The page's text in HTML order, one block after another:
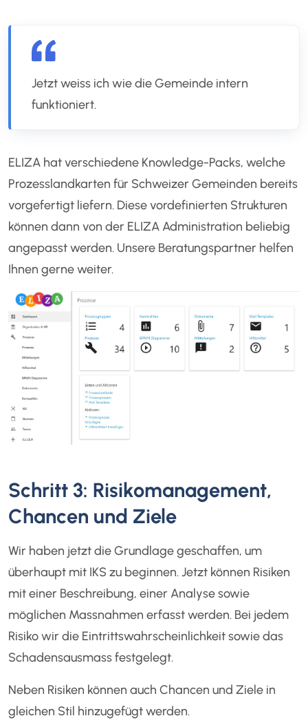
Jetzt weiss ich wie die Gemeinde intern
funktioniert.
ELIZA hat verschiedene Knowledge-Packs, welche
Prozesslandkarten für Schweizer Gemeinden bereits
vorgefertigt liefern. Diese vordefinierten Strukturen
können dann von der ELIZA Administration beliebig
angepasst werden. Unsere Beratungspartner helfen
Ihnen gerne weiter.
Schritt 3: Risikomanagement,
Chancen und Ziele
Wir haben jetzt die Grundlage geschaffen, um
überhaupt mit IKS zu beginnen. Jetzt können Risiken
mit einer Beschreibung, einer Analyse sowie
möglichen Massnahmen erfasst werden. Bei jedem
Risiko wir die Eintrittswahrscheinlichkeit sowie das
Schadensausmass festgelegt.
Neben Risiken können auch Chancen und Ziele in
gleichen Stil hinzugefügt werden.